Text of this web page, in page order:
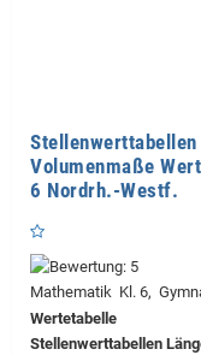
Stellenwerttabellen
Volumenmaße
6 Nordrh.-Westf.
Mathematik Kl. 6,
Wertetabelle
Stellenwerttabellen